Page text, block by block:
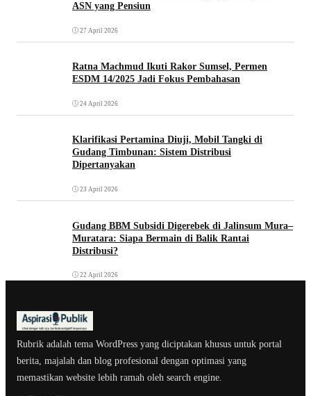
ASN yang Pensiun
27 April 2026
Ratna Machmud Ikuti Rakor Sumsel, Permen
ESDM 14/2025 Jadi Fokus Pembahasan
24 April 2026
Klarifikasi Pertamina Diuji, Mobil Tangki di
Gudang Timbunan: Sistem Distribusi
Dipertanyakan
23 April 2026
Gudang BBM Subsidi Digerebek di Jalinsum Mura–
Muratara: Siapa Bermain di Balik Rantai
Distribusi?
22 April 2026
Rubrik adalah tema WordPress yang diciptakan khusus untuk portal
berita, majalah dan blog profesional dengan optimasi yang
memastikan website lebih ramah oleh search engine.